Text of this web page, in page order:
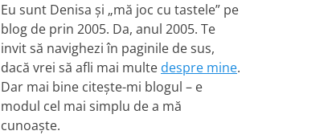
Eu sunt Denisa și „mă joc cu tastele” pe
blog de prin 2005. Da, anul 2005. Te
invit să navighezi în paginile de sus,
dacă vrei să afli mai multe despre mine.
Dar mai bine citește-mi blogul – e
modul cel mai simplu de a mă
cunoaște.